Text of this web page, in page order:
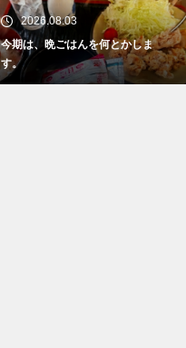
2026.08.03
今期は、晩ごはんを何とかしま
す。